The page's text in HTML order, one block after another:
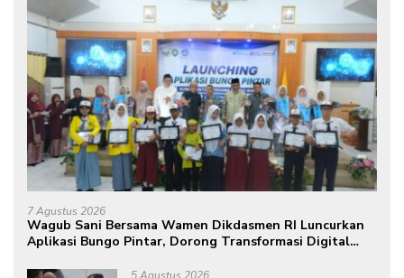
7 Agustus 2026
Wagub Sani Bersama Wamen Dikdasmen RI Luncurkan
Aplikasi Bungo Pintar, Dorong Transformasi Digital